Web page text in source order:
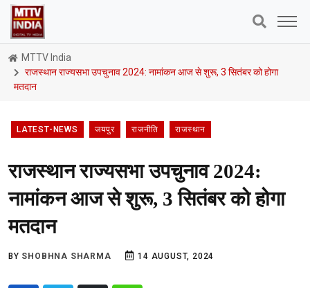
MTTV India
राजस्थान राज्यसभा उपचुनाव 2024: नामांकन आज से शुरू, 3 सितंबर को होगा
मतदान
LATEST-NEWS जयपुर राजनीति राजस्थान
राजस्थान राज्यसभा उपचुनाव 2024:
नामांकन आज से शुरू, 3 सितंबर को होगा
मतदान
BY SHOBHNA SHARMA 14 AUGUST, 2024